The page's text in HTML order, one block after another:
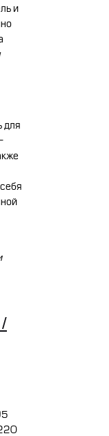
и
для